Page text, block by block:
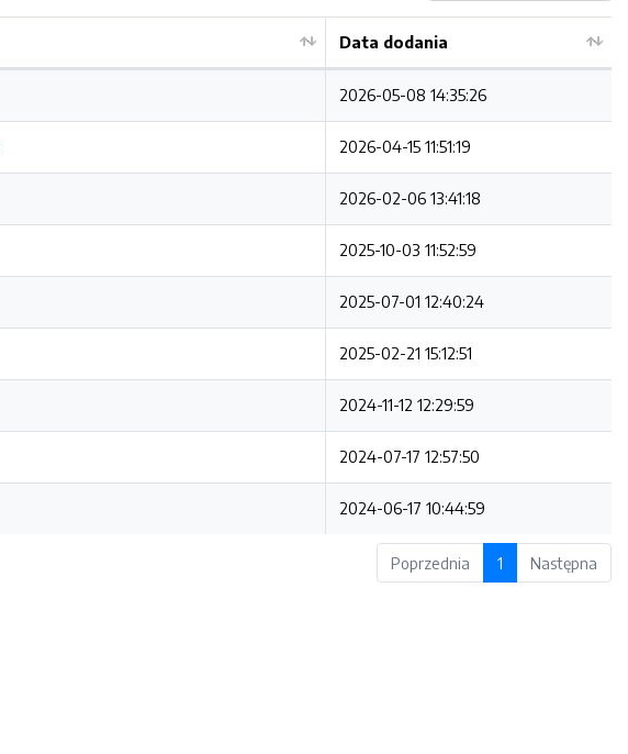
Data dodania
2026-05-08 14:35:26
2026-04-15 11:51:19
2026-02-06 13:41:18
2025-10-03 11:52:59
2025-07-01 12:40:24
2025-02-21 15:12:51
2024-11-12 12:29:59
2024-07-17 12:57:50
2024-06-17 10:44:59
Poprzednia 1 Następna